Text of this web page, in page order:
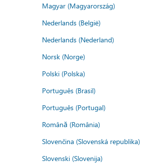
Magyar (Magyarország)
Nederlands (België)
Nederlands (Nederland)
Norsk (Norge)
Polski (Polska)
Português (Brasil)
Português (Portugal)
Română (România)
Slovenčina (Slovenská republika)
Slovenski (Slovenija)